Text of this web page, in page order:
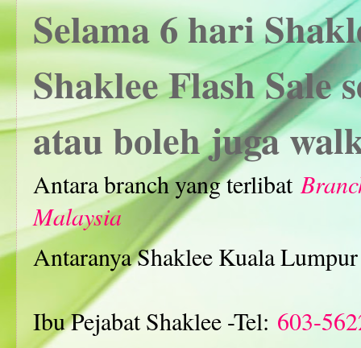
Selama 6 hari
Shaklee Flash Sale
atau boleh juga
Antara branch yang terlibat
Malaysia
Antaranya Shaklee Kuala
Ibu Pejabat Shaklee -Tel: 603-